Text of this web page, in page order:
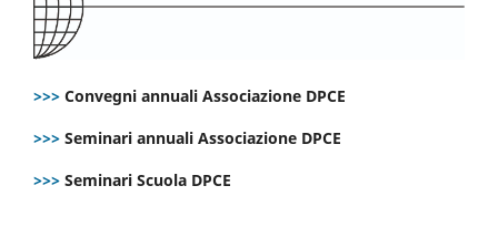
>>> Convegni annuali Associazione DPCE
>>> Seminari annuali Associazione DPCE
>>> Seminari Scuola DPCE